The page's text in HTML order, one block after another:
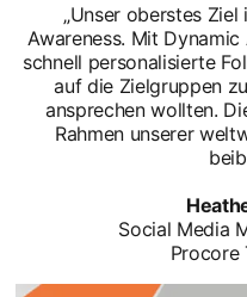
„Unser oberstes
Awareness. Mit
schnell personalisierte
auf die Zielgruppen
ansprechen wollten.
Rahmen unserer
Social Media
Procore